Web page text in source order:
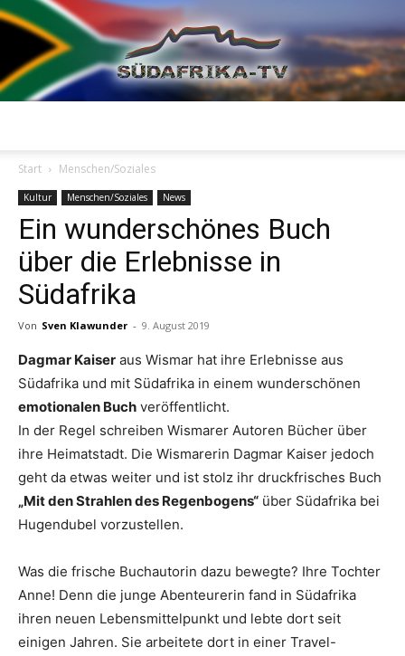
TV
Start Menschen/Soziales
Kultur Menschen/Soziales News
Ein wunderschönes Buch
über die Erlebnisse in
Südafrika
Von Sven Klawunder - 9. August 2019
Dagmar Kaiser aus Wismar hat ihre Erlebnisse aus
Südafrika und mit Südafrika in einem wunderschönen
emotionalen Buch veröffentlicht.
In der Regel schreiben Wismarer Autoren Bücher über
ihre Heimatstadt. Die Wismarerin Dagmar Kaiser jedoch
geht da etwas weiter und ist stolz ihr druckfrisches Buch
„Mit den Strahlen des Regenbogens“ über Südafrika bei
Hugendubel vorzustellen.
Was die frische Buchautorin dazu bewegte? Ihre Tochter
Anne! Denn die junge Abenteurerin fand in Südafrika
ihren neuen Lebensmittelpunkt und lebte dort seit
einigen Jahren. Sie arbeitete dort in einer Travel-